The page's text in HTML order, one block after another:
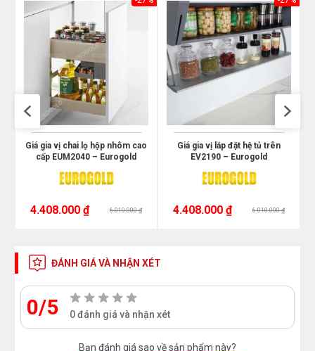
Giá gia vị chai lọ hộp nhôm cao
cấp EUM2040 – Eurogold
4.408.000 ₫ 6.010.000 ₫
Giá gia vị lắp đặt hệ tủ trên
EV2190 – Eurogold
4.408.000 ₫ 6.010.000 ₫
ĐÁNH GIÁ VÀ NHẬN XÉT
0/5 0 đánh giá và nhận xét
Bạn đánh giá sao về sản phẩm này?